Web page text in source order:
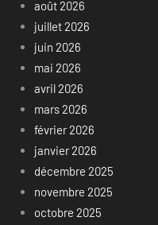
août 2026
juillet 2026
juin 2026
mai 2026
avril 2026
mars 2026
février 2026
janvier 2026
décembre 2025
novembre 2025
octobre 2025